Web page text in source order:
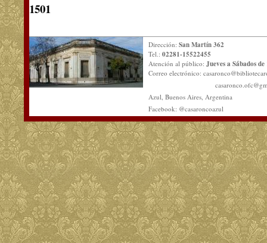
1501
Dirección: San Martín 362
Tel.: 02281-15522455
Atención al público: Jueves a Sábados
Correo electrónico:
Azul, Buenos Aires, Argentina
Facebook: @casaroncoazul